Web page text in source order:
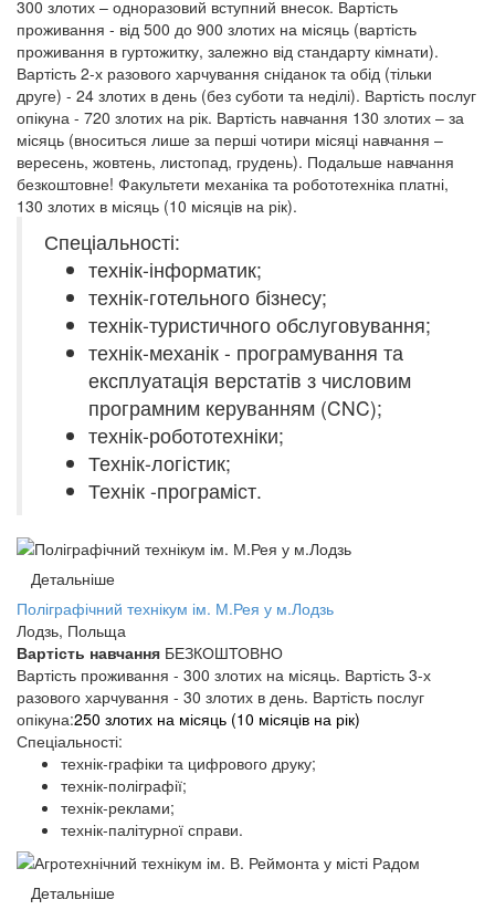
300 злотих – одноразовий вступний внесок. Вартість
проживання - від 500 до 900 злотих на місяць (вартість
проживання в гуртожитку, залежно від стандарту кімнати).
Вартість 2-х разового харчування сніданок та обід (тільки
друге) - 24 злотих в день (без суботи та неділі). Вартість послуг
опікуна - 720 злотих на рік. Вартість навчання 130 злотих – за
місяць (вноситься лише за перші чотири місяці навчання –
вересень, жовтень, листопад, грудень). Подальше навчання
безкоштовне! Факультети механіка та робототехніка платні,
130 злотих в місяць (10 місяців на рік).
Спеціальності:
технік-інформатик;
технік-готельного бізнесу;
технік-туристичного обслуговування;
технік-механік - програмування та
експлуатація верстатів з числовим
програмним керуванням (CNC);
технік-робототехніки;
Технік-логістик;
Технік -програміст.
Детальніше
Поліграфічний технікум ім. М.Рея у м.Лодзь
Лодзь, Польща
Вартість навчання БЕЗКОШТОВНО
Вартість проживання - 300 злотих на місяць. Вартість 3-х
разового харчування - 30 злотих в день. Вартість послуг
опікуна:250 злотих на місяць (10 місяців на рік)
Спеціальності:
технік-графіки та цифрового друку;
технік-поліграфії;
технік-реклами;
технік-палітурної справи.
Детальніше